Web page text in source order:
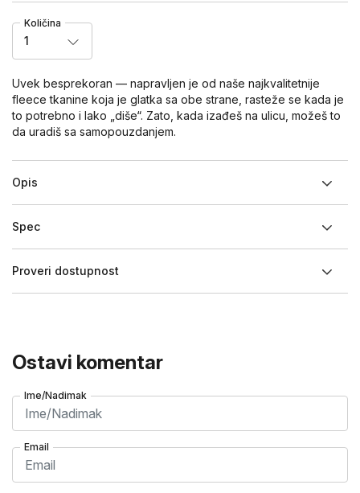
Količina
1
Uvek besprekoran — napravljen je od naše najkvalitetnije
fleece tkanine koja je glatka sa obe strane, rasteže se kada je
to potrebno i lako „diše“. Zato, kada izađeš na ulicu, možeš to
da uradiš sa samopouzdanjem.
Opis
Spec
Proveri dostupnost
Ostavi komentar
Ime/Nadimak
Email